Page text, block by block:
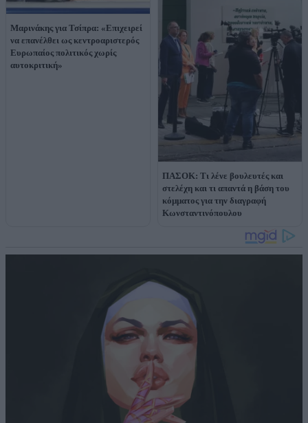
Μαρινάκης για Τσίπρα: «Επιχειρεί
να επανέλθει ως κεντροαριστερός
Ευρωπαίος πολιτικός χωρίς
αυτοκριτική»
ΠΑΣΟΚ: Τι λένε βουλευτές και
στελέχη και τι απαντά η βάση του
κόμματος για την διαγραφή
Κωνσταντινόπουλου